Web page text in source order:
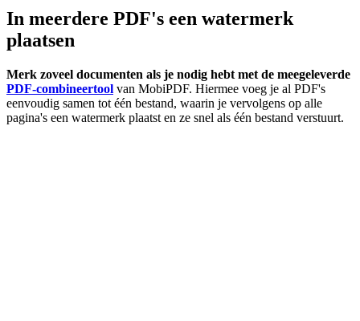
In meerdere PDF's een watermerk
plaatsen
Merk zoveel documenten als je nodig hebt met de meegeleverde
PDF-combineertool van MobiPDF. Hiermee voeg je al PDF's
eenvoudig samen tot één bestand, waarin je vervolgens op alle
pagina's een watermerk plaatst en ze snel als één bestand verstuurt.